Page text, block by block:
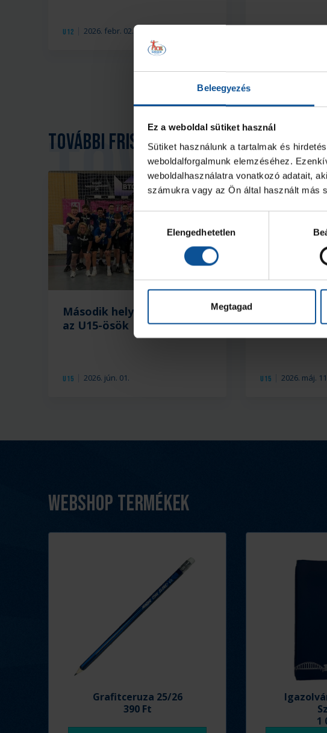
Beleegyezés
Ez a weboldal sütiket használ
Sütiket használunk a tartalmak és
weboldalforgalmunk elemzéséhez.
weboldalhasználatra vonatkozó adatait,
számukra vagy az Ön által használt más
Hozzájárulás
kiválasztásaElengedhetetlen
Megtagad
U12 2026. febr. 02.
További friss hírek
U15 2026. jún. 01.
Második helyen végeztek
az U15-ösök
U15 2026. máj.
Négyes
U15-ös
Webshop termékek
Grafitceruza 25/26
390 Ft
1